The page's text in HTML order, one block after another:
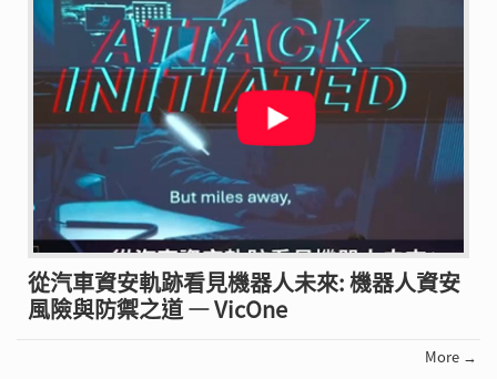
從汽車資安軌跡看見機器人未來: 機器人資安
風險與防禦之道 — VicOne
More →